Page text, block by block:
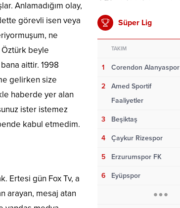
Anlamadığım olay,
görevli isen veya
ne
Öztürk beyle
aittir. 1998
gelirken size
haberde yer alan
ister istemez
kabul etmedim.
Ertesi gün Fox Tv, a
arayan, mesaj atan
Süper Lig
TAKIM
1 Corendon Alanyaspor
2
Amed Sportif
Faaliyetler
3 Beşiktaş
4 Çaykur Rizespor
5 Erzurumspor FK
6 Eyüpspor